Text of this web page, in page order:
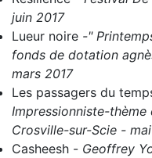
juin 2017
Lueur noire -"
fonds de dotation
mars 2017
Les passagers du
Impressionniste-
Crosville-sur-Scie -
Casheesh - Geoffrey